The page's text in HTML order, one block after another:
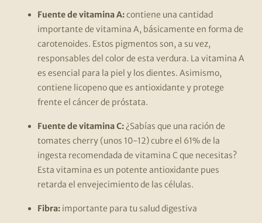
Fuente de vitamina A:contiene una cantidad
importante de vitamina A, básicamente en forma de
carotenoides. Estos pigmentos son, a su vez,
responsables del color de esta verdura. La vitamina A
es esencial para la piel y los dientes. Asimismo,
contiene licopeno que es antioxidante y protege
frente el cáncer de próstata.
Fuente de vitamina C:¿Sabías que una ración de
tomates cherry (unos 10-12) cubre el 61% de la
ingesta recomendada de vitamina C que necesitas?
Esta vitamina es un potente antioxidante pues
retarda el envejecimiento de las células.
Fibra: importante para tu salud digestiva